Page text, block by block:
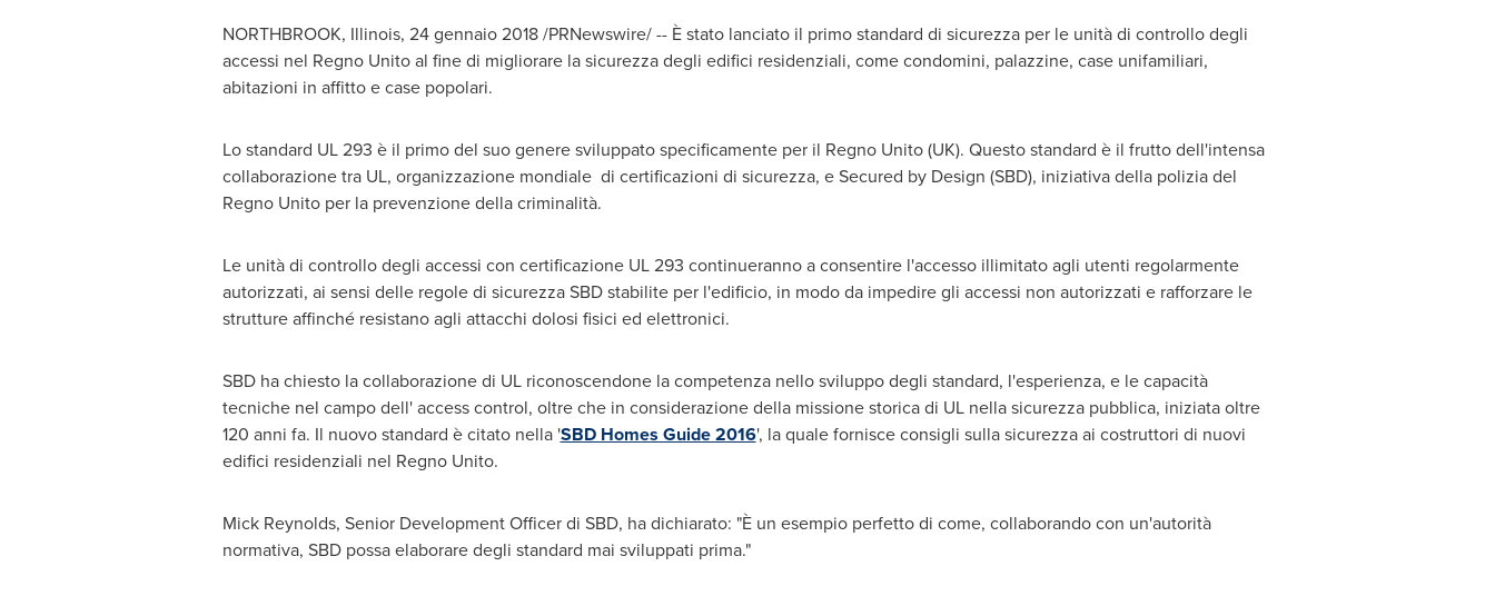
NORTHBROOK, Illinois, 24 gennaio 2018 /PRNewswire/ -- È stato lanciato il primo standard di sicurezza per le unità di controllo degli
accessi nel Regno Unito al fine di migliorare la sicurezza degli edifici residenziali, come condomini, palazzine, case unifamiliari,
abitazioni in affitto e case popolari.
Lo standard UL 293 è il primo del suo genere sviluppato specificamente per il Regno Unito (UK). Questo standard è il frutto dell'intensa
collaborazione tra UL, organizzazione mondiale di certificazioni di sicurezza, e Secured by Design (SBD), iniziativa della polizia del
Regno Unito per la prevenzione della criminalità.
Le unità di controllo degli accessi con certificazione UL 293 continueranno a consentire l'accesso illimitato agli utenti regolarmente
autorizzati, ai sensi delle regole di sicurezza SBD stabilite per l'edificio, in modo da impedire gli accessi non autorizzati e rafforzare le
strutture affinché resistano agli attacchi dolosi fisici ed elettronici.
SBD ha chiesto la collaborazione di UL riconoscendone la competenza nello sviluppo degli standard, l'esperienza, e le capacità
tecniche nel campo dell' access control, oltre che in considerazione della missione storica di UL nella sicurezza pubblica, iniziata oltre
120 anni fa. Il nuovo standard è citato nella 'SBD Homes Guide 2016', la quale fornisce consigli sulla sicurezza ai costruttori di nuovi
edifici residenziali nel Regno Unito.
Mick Reynolds, Senior Development Officerdi SBD, ha dichiarato: "È un esempio perfetto di come, collaborando con un'autorità
normativa, SBD possa elaborare degli standard mai sviluppati prima."